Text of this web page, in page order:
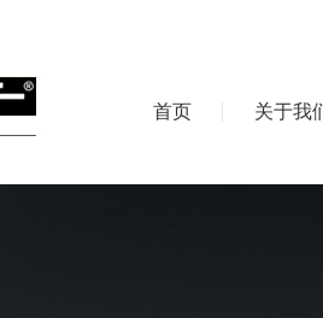
首页 关于我